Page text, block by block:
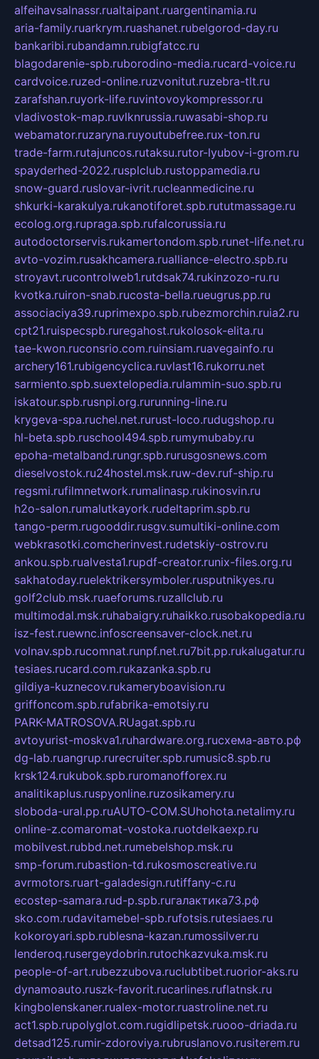
alfeihavsalnassr.rualtaipant.ruargentinamia.ru
aria-family.ruarkrym.ruashanet.rubelgorod-day.ru
bankaribi.rubandamn.rubigfatcc.ru
blagodarenie-spb.ruborodino-media.rucard-voice.ru
cardvoice.ruzed-online.ruzvonitut.ruzebra-tlt.ru
zarafshan.ruyork-life.ruvintovoykompressor.ru
vladivostok-map.ruvlknrussia.ruwasabi-shop.ru
webamator.ruzaryna.ruyoutubefree.rux-ton.ru
trade-farm.rutajuncos.rutaksu.rutor-lyubov-i-grom.ru
spayderhed-2022.rusplclub.rustoppamedia.ru
snow-guard.ruslovar-ivrit.rucleanmedicine.ru
shkurki-karakulya.rukanotiforet.spb.rututmassage.ru
ecolog.org.rupraga.spb.rufalcorussia.ru
autodoctorservis.rukamertondom.spb.runet-life.net.ru
avto-vozim.rusakhcamera.rualliance-electro.spb.ru
stroyavt.rucontrolweb1.rutdsak74.rukinzozo-ru.ru
kvotka.ruiron-snab.rucosta-bella.rueugrus.pp.ru
associaciya39.ruprimexpo.spb.rubezmorchin.ruia2.ru
cpt21.ruispecspb.ruregahost.rukolosok-elita.ru
tae-kwon.ruconsrio.com.ruinsiam.ruavegainfo.ru
archery161.rubigencyclica.ruvlast16.rukorru.net
sarmiento.spb.suextelopedia.rulammin-suo.spb.ru
iskatour.spb.rusnpi.org.rurunning-line.ru
krygeva-spa.ruchel.net.rurust-loco.rudugshop.ru
hl-beta.spb.ruschool494.spb.rumymubaby.ru
epoha-metalband.rungr.spb.rurusgosnews.com
dieselvostok.ru24hostel.msk.ruw-dev.ruf-ship.ru
regsmi.rufilmnetwork.rumalinasp.rukinosvin.ru
h2o-salon.rumalutkayork.rudeltaprim.spb.ru
tango-perm.rugooddir.rusgv.sumultiki-online.com
webkrasotki.comcherinvest.rudetskiy-ostrov.ru
ankou.spb.rualvesta1.rupdf-creator.runix-files.org.ru
sakhatoday.ruelektrikersymboler.rusputnikyes.ru
golf2club.msk.ruaeforums.ruzallclub.ru
multimodal.msk.ruhabaigry.ruhaikko.rusobakopedia.ru
isz-fest.ruewnc.infoscreensaver-clock.net.ru
volnav.spb.rucomnat.runpf.net.ru7bit.pp.rukalugatur.ru
tesiaes.rucard.com.rukazanka.spb.ru
gildiya-kuznecov.rukameryboavision.ru
griffoncom.spb.rufabrika-emotsiy.ru
PARK-MATROSOVA.RUagat.spb.ru
avtoyurist-moskva1.ruhardware.org.ruсхема-авто.рф
dg-lab.ruangrup.rurecruiter.spb.rumusic8.spb.ru
krsk124.rukubok.spb.ruromanofforex.ru
analitikaplus.ruspyonline.ruzosikamery.ru
sloboda-ural.pp.ruAUTO-COM.SUhohota.netalimy.ru
online-z.comaromat-vostoka.ruotdelkaexp.ru
mobilvest.rubbd.net.rumebelshop.msk.ru
smp-forum.rubastion-td.rukosmoscreative.ru
avrmotors.ruart-galadesign.rutiffany-c.ru
ecostep-samara.rud-p.spb.ruгалактика73.рф
sko.com.rudavitamebel-spb.rufotsis.rutesiaes.ru
kokoroyari.spb.rublesna-kazan.rumossilver.ru
lenderoq.rusergeydobrin.rutochkazvuka.msk.ru
people-of-art.rubezzubova.ruclubtibet.ruorior-aks.ru
dynamoauto.ruszk-favorit.rucarlines.ruflatnsk.ru
kingbolenskaner.rualex-motor.ruastroline.net.ru
act1.spb.rupolyglot.com.rugidlipetsk.ruooo-driada.ru
detsad125.rumir-zdoroviya.rubruslanovo.rusiterem.ru